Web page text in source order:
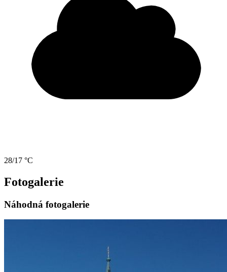
28/17 °C
Fotogalerie
Náhodná fotogalerie